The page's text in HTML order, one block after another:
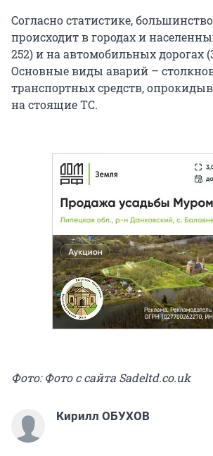
Согласно статистике,
происходит в городах и
252) и на автомобильных дорогах
Основные виды аварий –
транспортных средств,
на стоящие ТС.
Фото: Фото с сайта Sadeltd.co.uk
Кирилл ОБУХОВ